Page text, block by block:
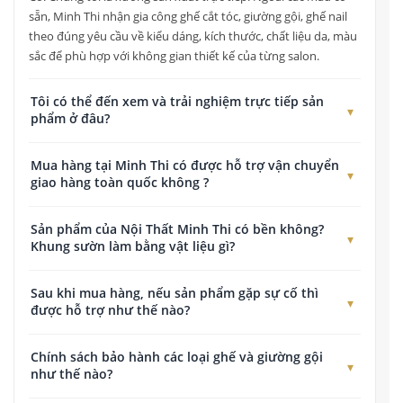
sẵn, Minh Thi nhận gia công ghế cắt tóc, giường gội, ghế nail
theo đúng yêu cầu về kiểu dáng, kích thước, chất liệu da, màu
sắc để phù hợp với không gian thiết kế của từng salon.
Tôi có thể đến xem và trải nghiệm trực tiếp sản
phẩm ở đâu?
trực tiếp tất cả các dòng sản phẩm tại Showroom của chúng
tôi ở địa chỉ: 178 Đường Vĩnh Lộc, Tân Vĩnh Lộc, TP. Hồ Chí
Mua hàng tại Minh Thi có được hỗ trợ vận chuyển
giao hàng toàn quốc không ?
toàn quốc. Chúng tôi có chính sách hỗ trợ chi phí vận chuyển
tối ưu cho các đơn hàng tại TP. Hồ Chí Minh và hỗ trợ gửi
Sản phẩm của Nội Thất Minh Thi có bền không?
Khung sườn làm bằng vật liệu gì?
trên khung sắt, khung gô chịu lực chắc chắn, gia công trực tiếp
tại xưởng và kiểm tra kỹ trước khi giao hàng. Tùy từng dòng
mọt giúp tăng độ bền trong quá trình sử dụng.
Sau khi mua hàng, nếu sản phẩm gặp sự cố thì
được hỗ trợ như thế nào?
trong suốt quá trình sử dụng sản phẩm.
Chính sách bảo hành các loại ghế và giường gội
như thế nào?